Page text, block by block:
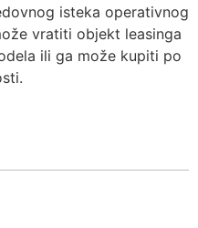
isteka operativnog
vratiti objekt leasinga
ili ga može kupiti po